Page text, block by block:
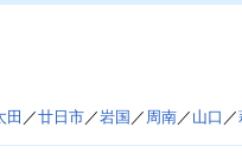
田 ／廿日市 ／岩国 ／ 周南 ／ 山口 ／